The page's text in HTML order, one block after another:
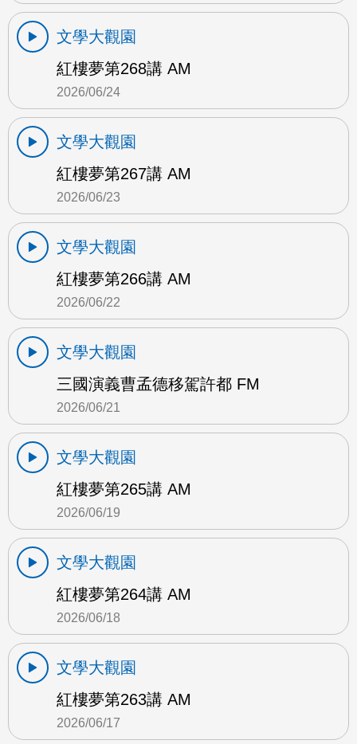
文學大觀園
紅樓夢第268講 AM
2026/06/24
文學大觀園
紅樓夢第267講 AM
2026/06/23
文學大觀園
紅樓夢第266講 AM
2026/06/22
文學大觀園
三國演義曹孟德移駕許都 FM
2026/06/21
文學大觀園
紅樓夢第265講 AM
2026/06/19
文學大觀園
紅樓夢第264講 AM
2026/06/18
文學大觀園
紅樓夢第263講 AM
2026/06/17